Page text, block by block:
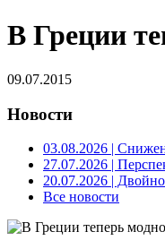
В Греции
09.07.2015
Новости
03.08.2026 |
27.07.2026 |
20.07.2026 |
Все новости